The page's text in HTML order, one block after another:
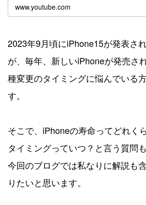
www.youtube.com
2023年9月頃にiPhone15が発表さ
が、毎年、新しいiPhoneが発売さ
種変更のタイミングに悩んでいる
す。
そこで、iPhoneの寿命ってどれく
タイミングっていつ？と言う質問
今回のブログでは私なりに解説も
りたいと思います。